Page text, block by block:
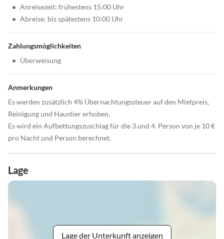
• Anreisezeit: frühestens 15:00 Uhr
• Abreise: bis spätestens 10:00 Uhr
Zahlungsmöglichkeiten
• Überweisung
Anmerkungen
Es werden zusätzlich 4% Übernachtungssteuer auf den Mietpreis,
Reinigung und Haustier erhoben.
Es wird ein Aufbettungszuschlag für die 3.und 4. Person von je 10 €
pro Nacht und Person berechnet.
Lage
Lage der Unterkunft anzeigen